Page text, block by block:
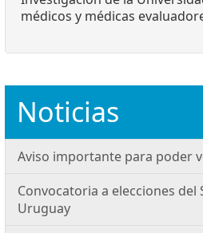
médicos y médicas
Noticias
Aviso importante para poder
Convocatoria a elecciones
Uruguay